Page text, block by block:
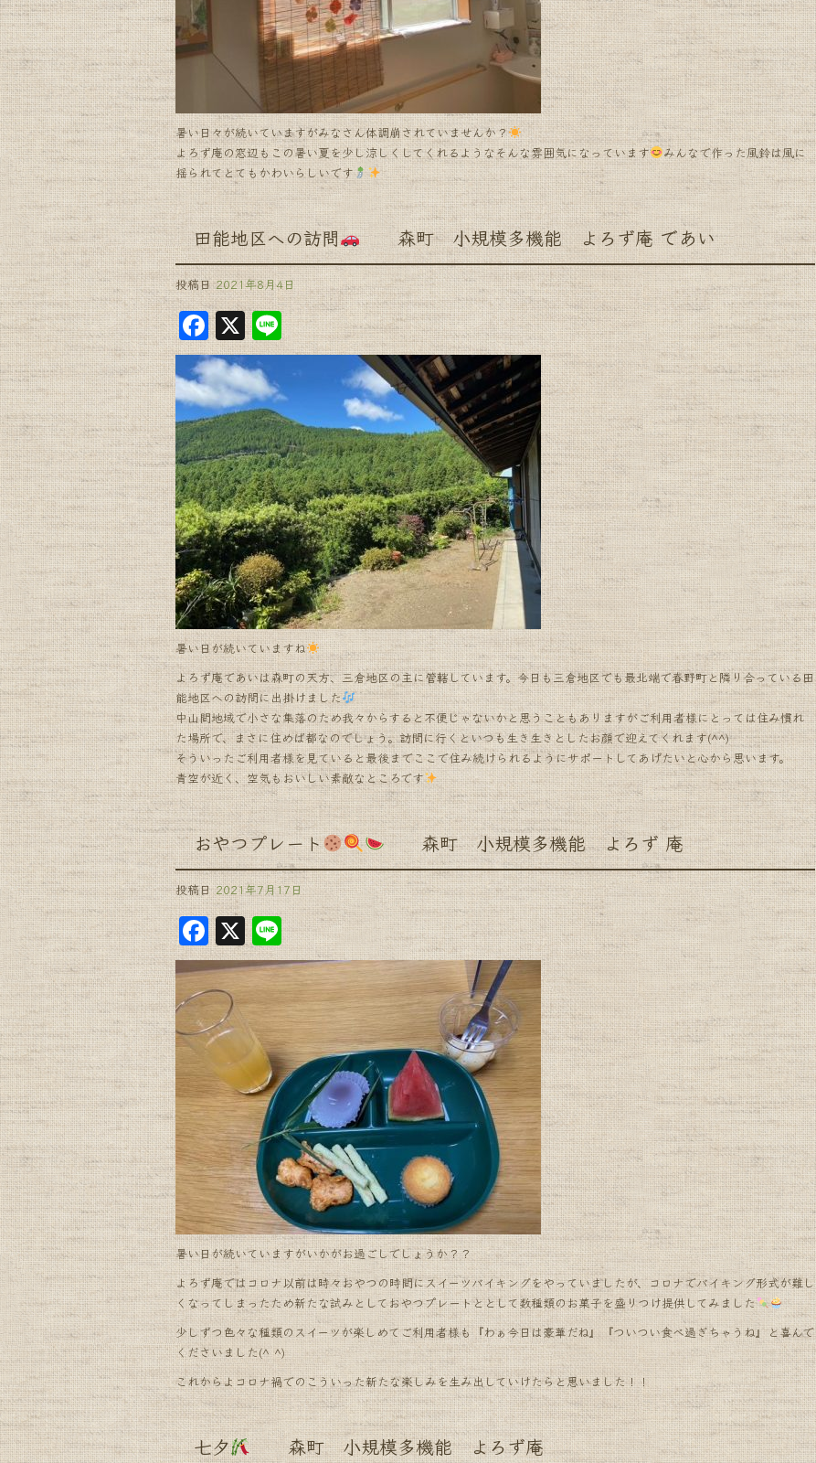
暑い日々が続いていますがみなさん体調崩されていませんか？
よろず庵の窓辺もこの暑い夏を少し涼しくしてくれるようなそんな雰囲気になっています
みんなで作った風鈴は風に
揺られてとてもかわいらしいです
田能地区への訪問 森町 小規模多機能 よろず庵 であい
投稿日 2021年8月4日
F
a
c
e
b
o
o
k
X Li
n
e
暑い日が続いていますね
よろず庵であいは森町の天方、三倉地区の主に管轄しています。今日も三倉地区でも最北端で春野町と隣り合っている田
能地区への訪問に出掛けました
中山間地域で小さな集落のため我々からすると不便じゃないかと思うこともありますがご利用者様にとっては住み慣れ
た場所で、まさに住めば都なのでしょう。訪問に行くといつも生き生きとしたお顔で迎えてくれます(^^)
そういったご利用者様を見ていると最後までここで住み続けられるようにサポートしてあげたいと心から思います。
青空が近く、空気もおいしい素敵なところです
おやつプレート 森町 小規模多機能 よろず 庵
投稿日 2021年7月17日
F
a
c
e
b
o
o
k
X Li
n
e
暑い日が続いていますがいかがお過ごしでしょうか？？
よろず庵ではコロナ以前は時々おやつの時間にスイーツバイキングをやっていましたが、コロナでバイキング形式が難し
くなってしまったため新たな試みとしておやつプレートととして数種類のお菓子を盛りつけ提供してみました
少しずつ色々な種類のスイーツが楽しめてご利用者様も『わぁ今日は豪華だね』『ついつい食べ過ぎちゃうね』と喜んで
くださいました(^ ^)
これからよコロナ禍でのこういった新たな楽しみを生み出していけたらと思いました！！
七夕 森町 小規模多機能 よろず庵